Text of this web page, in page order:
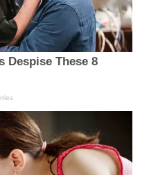
Despise These 8